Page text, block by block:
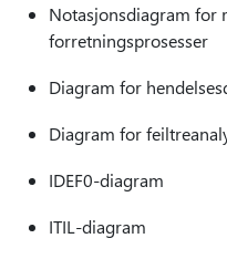
Notasjonsdiagram for
forretningsprosesser
Diagram for
Diagram for
IDEF0-diagram
ITIL-diagram